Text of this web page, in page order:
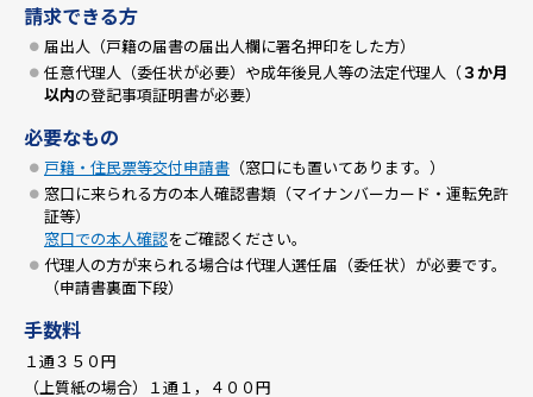
請求できる方
届出人（戸籍の届書の届出人欄に署名押印をした方）
任意代理人（委任状が必要）や成年後見人等の法定代理人（３か月
以内の登記事項証明書が必要）
必要なもの
戸籍・住民票等交付申請書 （窓口にも置いてあります。）
窓口に来られる方の本人確認書類（マイナンバーカード・運転免許
証等）
窓口での本人確認をご確認ください。
代理人の方が来られる場合は代理人選任届（委任状）が必要です。
（申請書裏面下段）
手数料
１通３５０円
（上質紙の場合）１通１，４００円